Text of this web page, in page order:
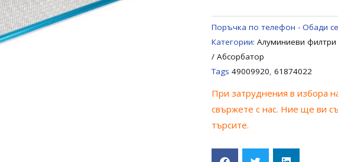
АСПИРАТОР
АБСОРБАТОР
ТЕКА
61874022
Поръчка по телефон - Обади
Категории: Алуминиеви
/ Абсорбатор
Tags 49009920, 61874022
При затруднения в избора
свържете с нас. Ние ще ви
търсите.